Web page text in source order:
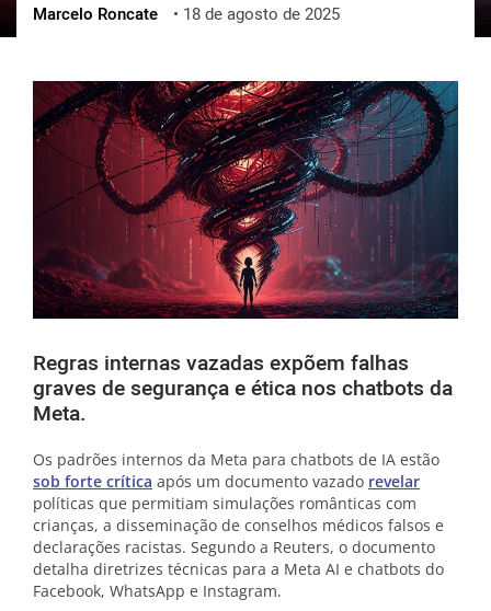
ქართული
vietnamese
Marcelo Roncate • 18 de agosto de 2025
Regras internas vazadas expõem falhas
graves de segurança e ética nos chatbots da
Meta.
Os padrões internos da Meta para chatbots de IA estão
sob forte crítica após um documento vazado revelar
políticas que permitiam simulações românticas com
crianças, a disseminação de conselhos médicos falsos e
declarações racistas. Segundo a Reuters, o documento
detalha diretrizes técnicas para a Meta AI e chatbots do
Facebook, WhatsApp e Instagram.